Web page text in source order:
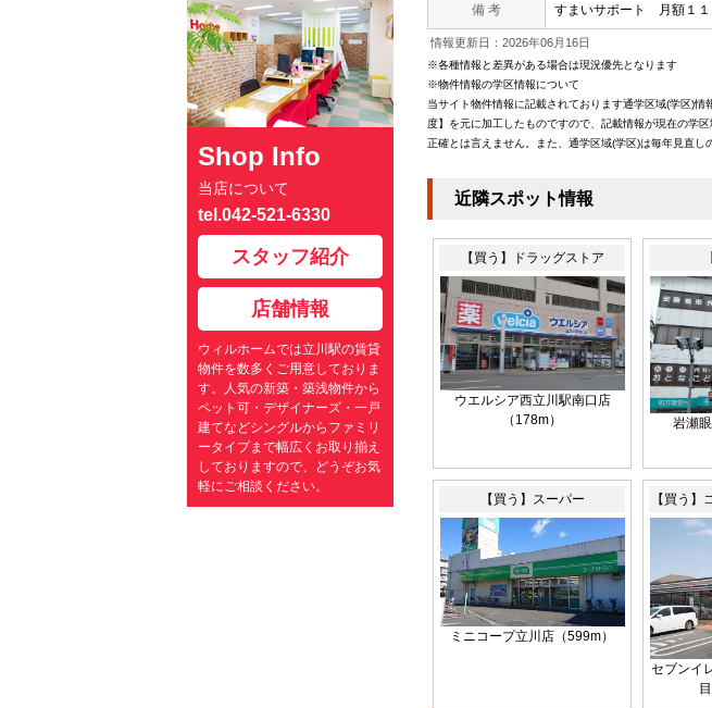
備 考 すまいサポート 月額１１
情報更新日：2026年06月16日
※各種情報と差異がある場合は現況優先となります
※物件情報の学区情報について
当サイト物件情報に記載されております通学区域(学区)
度】を元に加工したものですので、記載情報が現在の学
正確とは言えません。また、通学区域(学区)は毎年見直し
近隣スポット情報
【買う】ドラッグストア
ウエルシア西立川駅南口店
（178m）
岩瀬
【買う】スーパー
ミニコープ立川店（599m）
【買う】
セブンイ
Shop Info
当店について
tel.042-521-6330
スタッフ紹介
店舗情報
ウィルホームでは立川駅の賃貸
物件を数多くご用意しておりま
す。人気の新築・築浅物件から
ペット可・デザイナーズ・一戸
建てなどシングルからファミリ
ータイプまで幅広くお取り揃え
しておりますので、どうぞお気
軽にご相談ください。